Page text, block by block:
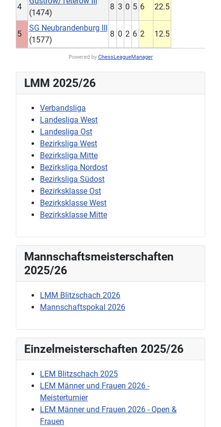
4
(1474)
8 3 0 5 6 22.5
5
SG Neubrandenburg III
(1577)
8 0 2 6 2 12.5
Powered by ChessLeagueManager
LMM 2025/26
Verbandsliga
Landesliga West
Landesliga Ost
Bezirksliga West
Bezirksliga Mitte
Bezirksliga Nordost
Bezirksliga Südost
Bezirksklasse Ost
Bezirksklasse West
Bezirksklasse Mitte
Mannschaftsmeisterschaften
2025/26
LMM Blitzschach 2026
Mannschaftspokal 2026
Einzelmeisterschaften 2025/26
LEM Blitzschach 2025
LEM Männer und Frauen 2026 -
Meisterturnier
LEM Männer und Frauen 2026 - Open &
Frauen